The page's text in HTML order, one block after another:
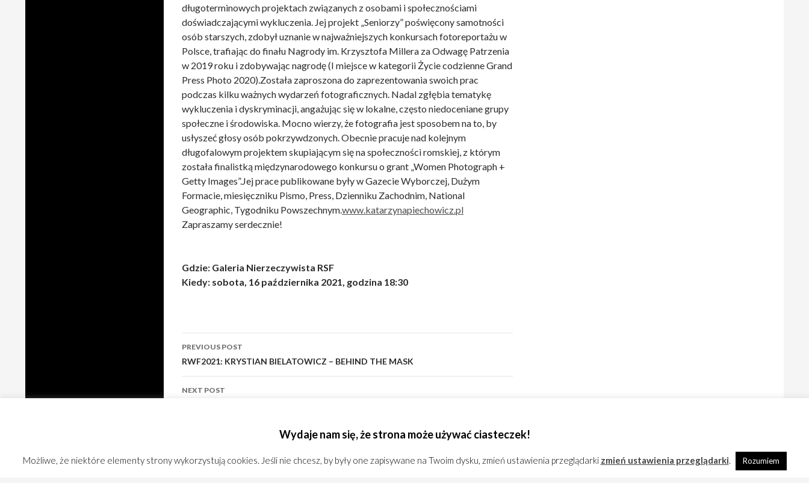
długoterminowych projektach związanych z osobami i społecznościami
doświadczającymi wykluczenia. Jej projekt „Seniorzy” poświęcony samotności
osób starszych, zdobył uznanie w najważniejszych konkursach fotoreportażu w
Polsce, trafiając do finału Nagrody im. Krzysztofa Millera za Odwagę Patrzenia
w 2019 roku i zdobywając nagrodę (I miejsce w kategorii Życie codzienne Grand
Press Photo 2020).Została zaproszona do zaprezentowania swoich prac
podczas kilku ważnych wydarzeń fotograficznych. Nadal zgłębia tematykę
wykluczenia i dyskryminacji, angażując się w lokalne, często niedoceniane grupy
społeczne i środowiska. Mocno wierzy, że fotografia jest sposobem na to, by
usłyszeć głosy osób pokrzywdzonych. Obecnie pracuje nad kolejnym
długofalowym projektem skupiającym się na społeczności romskiej, z którym
została finalistką międzynarodowego konkursu o grant „Women Photograph +
Getty Images”.Jej prace publikowane były w Gazecie Wyborczej, Dużym
Formacie, miesięczniku Pismo, Press, Dzienniku Zachodnim, National
Geographic, Tygodniku Powszechnym.www.katarzynapiechowicz.pl
Zapraszamy serdecznie!
Gdzie: Galeria Nierzeczywista RSF
Kiedy: sobota, 16 października 2021, godzina 18:30
Post
navigation
PREVIOUS POST
RWF2021: KRYSTIAN BIELATOWICZ – BEHIND THE MASK
NEXT POST
Wydaje nam się, że strona może używać ciasteczek!
Możliwe, że niektóre elementy strony wykorzystują cookies. Jeśli nie chcesz, by były one zapisywane na Twoim dysku, zmień ustawienia przeglądarki zmień ustawienia przeglądarki. Rozumiem